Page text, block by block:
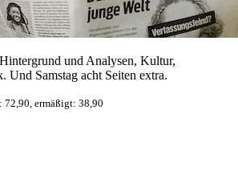
Hintergrund und Analysen, Kultur,
Und Samstag acht Seiten extra.
72,90, ermäßigt: 38,90